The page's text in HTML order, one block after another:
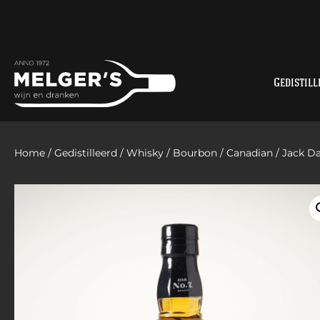
Home / Gedistilleerd / Whisky / Bourbon / Canadian / Jack